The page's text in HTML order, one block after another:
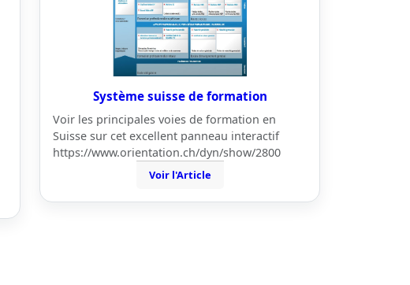
Système suisse de formation
Voir les principales voies de formation en
Suisse sur cet excellent panneau interactif
https://www.orientation.ch/dyn/show/2800
Voir l'Article